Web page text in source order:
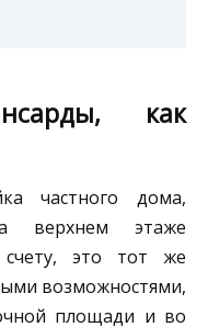
как
частного дома,
верхнем этаже
это тот же
возможностями,
площади и во